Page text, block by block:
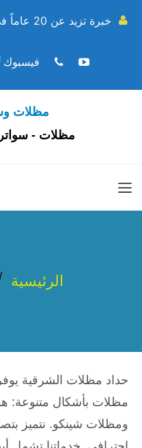
خبرة تزيد عن 20 عاماً في المقاولات
فيسبوك
مظلات
مظلات -
الرئيسية
حداد مظلات الشرقية
مظلات بأشكال متنوعة:
ومظلات شينكو. نتميز